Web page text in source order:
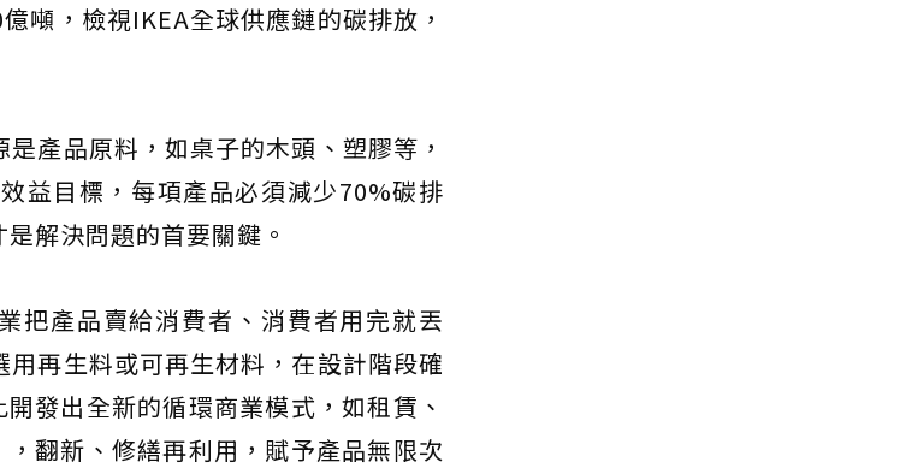
噸，檢視IKEA全球供應鏈的碳排放，
產品原料，如桌子的木頭、塑膠等，
益目標，每項產品必須減少70%碳排
解決問題的首要關鍵。
產品賣給消費者、消費者用完就丟
再生料或可再生材料，在設計階段確
發出全新的循環商業模式，如租賃、
翻新、修繕再利用，賦予產品無限次